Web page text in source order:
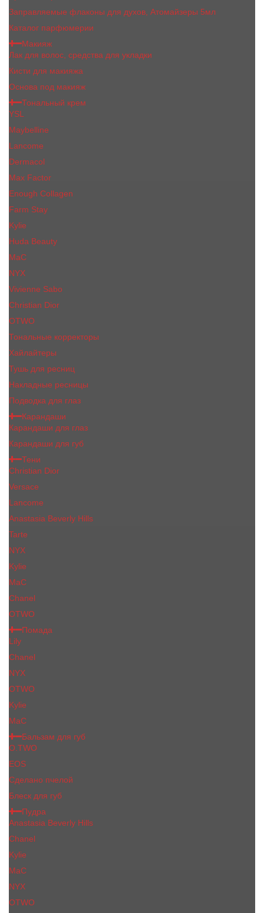
Заправляемые флаконы для духов, Атомайзеры 5мл
Каталог парфюмерии
Макияж
Лак для волос, средства для укладки
Кисти для макияжа
Основа под макияж
Тональный крем
YSL
Maybelline
Lancome
Dermacol
Max Factor
Enough Collagen
Farm Stay
Kylie
Huda Beauty
МаС
NYX
Vivienne Sabo
Сhristiаn Diоr
OTWO
Тональные корректоры
Хайлайтеры
Тушь для ресниц
Накладные ресницы
Подводка для глаз
Карандаши
Карандаши для глаз
Карандаши для губ
Тени
Christian Dior
Versace
Lancome
Anastasia Beverly Hills
Tarte
NYX
Kylie
MaC
Сhanеl
OTWO
Помада
Lily
Chanel
NYX
OTWO
Kylie
МаС
Бальзам для губ
O.TWO
EOS
Сделано пчелой
Блеск для губ
Пудра
Anastasia Beverly Hills
Chanel
Kylie
MaC
NYX
OTWO